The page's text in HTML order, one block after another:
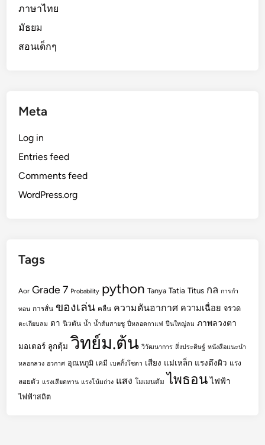
ภาษาไทย
มัธยม
สอนเด็กๆ
Meta
Log in
Entries feed
Comments feed
WordPress.org
Tags
Aor Grade 7 Probability python Tanya Tatia Titus กล การกำ
ทอน การสั่น ของเล่น คลื่น ความดันอากาศ ความเฉื่อย จรวด
ตะเกียบลม ตา นิวตัน น้ำ น้ำส้มสายชู ปี่หลอดกาแฟ ปืนใหญ่ลม ภาพลวงตา
มอเตอร์ ลูกตุ้ม วิทย์ม.ต้น วิวัฒนาการ สิ่งประดิษฐ์ หนังสือแนะนำ
หลอกลวง อวกาศ อุณหภูมิ เคมี เบคกิ้งโซดา เสียง แม่เหล็ก แรงตึงผิว แรง
ลอยตัว แรงเสียดทาน แรงโน้มถ่วง แสง โมเมนตัม ไพธอน ไฟฟ้า
ไฟฟ้าสถิต